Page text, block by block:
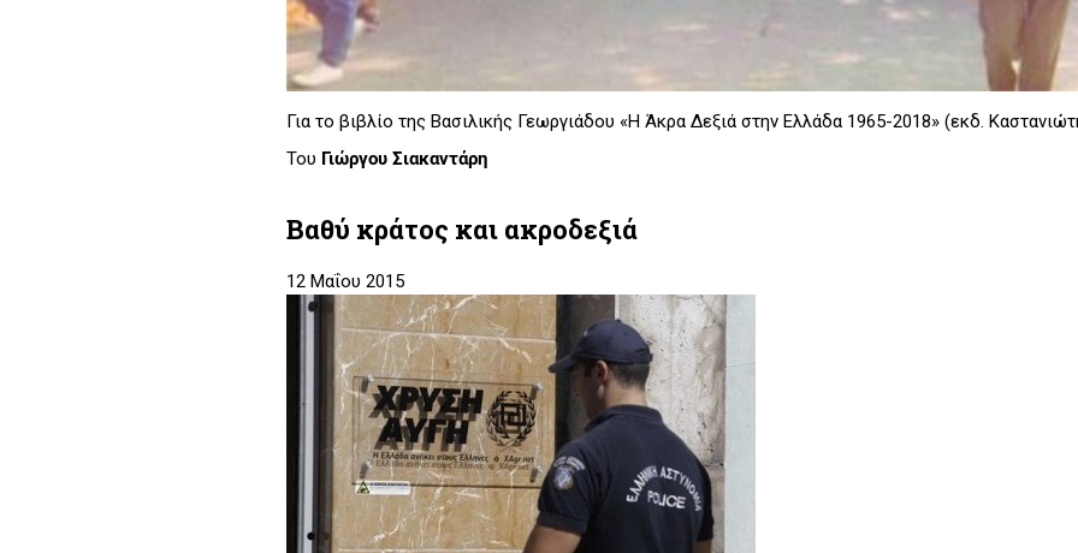
Για το βιβλίο της Βασιλικής Γεωργιάδου «Η Άκρα Δεξιά στην Ελλάδα 1965-2018» (εκδ.
Του Γιώργου Σιακαντάρη
Βαθύ κράτος και ακροδεξιά
12 Μαΐου 2015